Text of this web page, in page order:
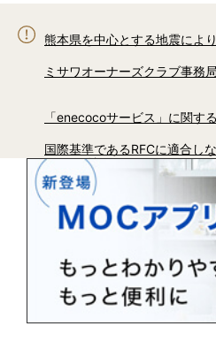
熊本県を中心とする地震によ
ミサワオーナーズクラブ事
「enecocoサービス」に関す
国際基準であるRFCに適合し
してご確認をお願いいたしま
ミサワホームからのお電話に
AI住まいの自動運転「生活サ
ご案内
「健康リスク予報」サービス